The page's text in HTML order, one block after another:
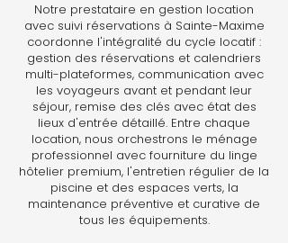
Notre prestataire en gestion location
avec suivi réservations à Sainte-Maxime
coordonne l'intégralité du cycle locatif :
gestion des réservations et calendriers
multi-plateformes, communication avec
les voyageurs avant et pendant leur
séjour, remise des clés avec état des
lieux d'entrée détaillé. Entre chaque
location, nous orchestrons le ménage
professionnel avec fourniture du linge
hôtelier premium, l'entretien régulier de la
piscine et des espaces verts, la
maintenance préventive et curative de
tous les équipements.